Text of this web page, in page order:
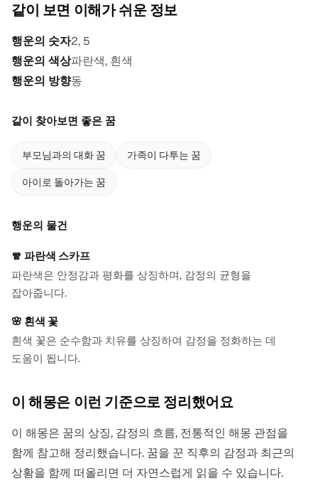
같이 보면 이해가 쉬운 정보
행운의 숫자2, 5
행운의 색상파란색, 흰색
행운의 방향동
같이 찾아보면 좋은 꿈
부모님과의 대화 꿈 가족이 다투는 꿈
아이로 돌아가는 꿈
행운의 물건
🧣 파란색 스카프
파란색은 안정감과 평화를 상징하며, 감정의 균형을
잡아줍니다.
🌸 흰색 꽃
흰색 꽃은 순수함과 치유를 상징하여 감정을 정화하는 데
도움이 됩니다.
이 해몽은 이런 기준으로 정리했어요
이 해몽은 꿈의 상징, 감정의 흐름, 전통적인 해몽 관점을
함께 참고해 정리했습니다. 꿈을 꾼 직후의 감정과 최근의
상황을 함께 떠올리면 더 자연스럽게 읽을 수 있습니다.